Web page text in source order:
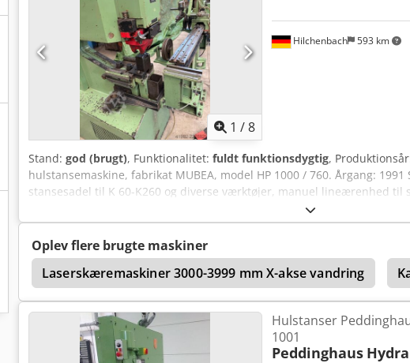
1 /8
Hilchenbach 593 km
Stand: god (brugt), Funktionalitet: fuldt funktionsdygtig,
hulstansemaskine, fabrikat MUBEA, model HP 1000 / 760. Årgang:
stansesadel til K 60-K260 og diverse værktøjer, manuel lineærenhed til
drejelig og med digital indikator, vognspænding samt fodpedal. Mål (L x
Udladning: 760 mm Arbejds-højde: 1135 mm Hul: 40 i 22 mm Crjdpfx
Slaghastighed ved fuldt slag: 11 slag Drivkraft: 8,5 kW Vægt: 3800 kg /
Oplev flere brugte maskiner
Laserskæremaskiner 3000-3999 mm X-akse vandring
Hulstanser
1001
Peddinghaus